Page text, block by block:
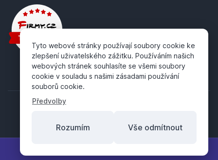
Tyto webové stránky používají soubory cookie ke
zlepšení uživatelského zážitku. Používáním našich
webových stránek souhlasíte se všemi soubory
cookie v souladu s našimi zásadami používání
souborů cookie.
Předvolby
Rozumím Vše odmítnout